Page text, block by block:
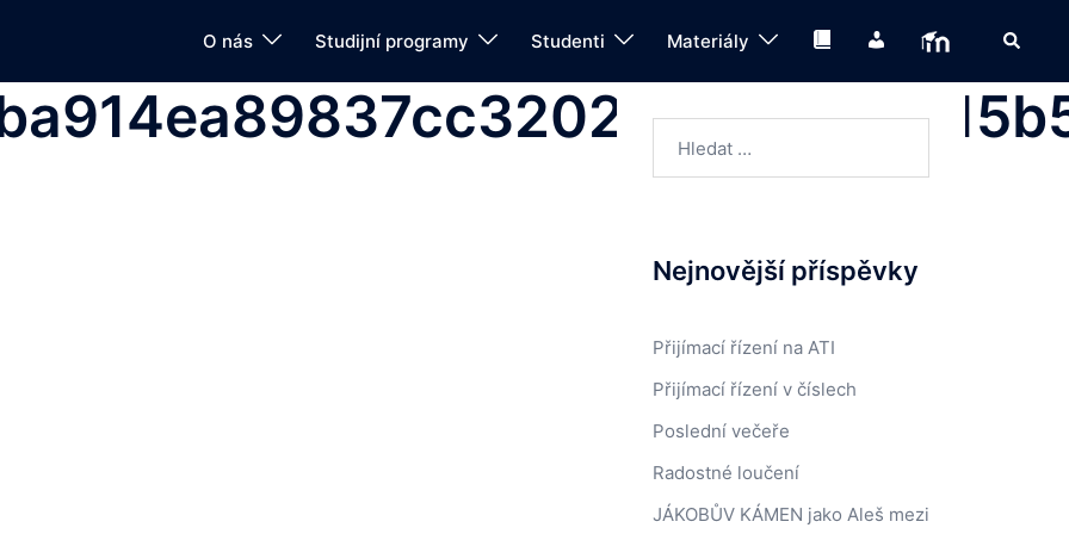
O nás Studijní programy Studenti Materiály Knihovna MoodleSearch
Nejnovější příspěvky
Přijímací řízení na ATI
Přijímací řízení v číslech
Poslední večeře
Radostné loučení
JÁKOBŮV KÁMEN jako Aleš mezi